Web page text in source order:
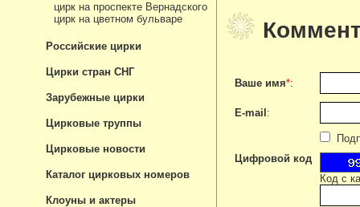
Ваше имя*:
E-mail :
Цифровой код
Код с
цирк на проспекте Вернадского
цирк на цветном бульваре
Российские цирки
Цирки стран СНГ
Зарубежные цирки
Цирковые труппы
Цирковые новости
Каталог цирковых номеров
Клоуны и актеры